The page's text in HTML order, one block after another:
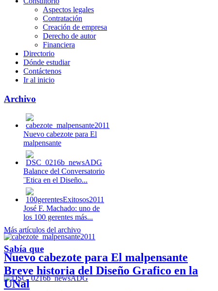
Aspectos legales
Contratación
Creación de empresa
Derecho de autor
Financiera
Directorio
Dónde estudiar
Contáctenos
Ir al inicio
Archivo
Nuevo cabezote para El
malpensante
Balance del Conversatorio
¨Etica en el Diseño...
José F. Machado: uno de
los 100 gerentes más...
Nuevo cabezote para El malpensante
Más artículos del archivo
Sabía que
Breve historia del Diseño Grafico en la
UNal